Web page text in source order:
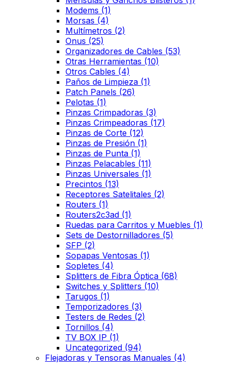
Modems (1)
Morsas (4)
Multímetros (2)
Onus (25)
Organizadores de Cables (53)
Otras Herramientas (10)
Otros Cables (4)
Paños de Limpieza (1)
Patch Panels (26)
Pelotas (1)
Pinzas Crimpadoras (3)
Pinzas Crimpeadoras (17)
Pinzas de Corte (12)
Pinzas de Presión (1)
Pinzas de Punta (1)
Pinzas Pelacables (11)
Pinzas Universales (1)
Precintos (13)
Receptores Satelitales (2)
Routers (1)
Routers2c3ad (1)
Ruedas para Carritos y Muebles (1)
Sets de Destornilladores (5)
SFP (2)
Sopapas Ventosas (1)
Sopletes (4)
Splitters de Fibra Óptica (68)
Switches y Splitters (10)
Tarugos (1)
Temporizadores (3)
Testers de Redes (2)
Tornillos (4)
TV BOX IP (1)
Uncategorized (94)
Flejadoras y Tensoras Manuales (4)